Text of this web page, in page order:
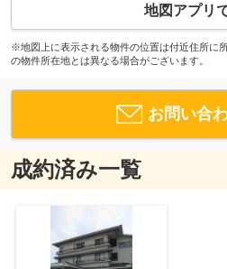
地図アプリ
※地図上に表示される物件の位置は付近住所に
の物件所在地とは異なる場合がございます。
お問い合
成約済み一覧